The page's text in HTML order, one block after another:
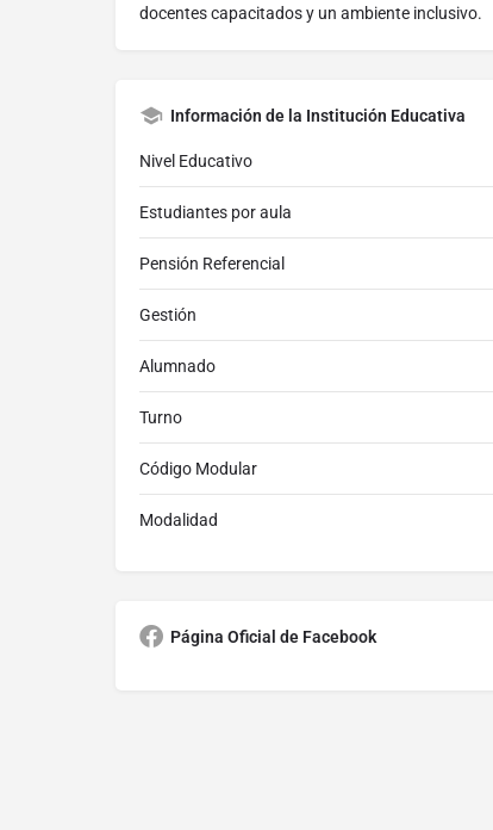
docentes capacitados y un ambiente inclusivo.
Información de la Institución Educativa
Nivel Educativo
Estudiantes por aula
Pensión Referencial
Gestión
Alumnado
Turno
Código Modular
Modalidad
Página Oficial de Facebook